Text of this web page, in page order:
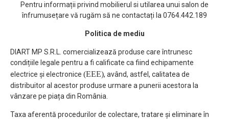
Pentru informații privind mobilierul si utilarea unui salon de
înfrumusețare vă rugăm să ne contactați la 0764.442.189
Politica de mediu
DIART MP S.R.L. comercializează produse care întrunesc
condițiile legale pentru a fi calificate ca fiind echipamente
electrice și electronice (EEE), având, astfel, calitatea de
distribuitor al acestor produse urmare a punerii acestora la
vânzare pe piața din România.
Taxa aferentă procedurilor de colectare, tratare și eliminare în